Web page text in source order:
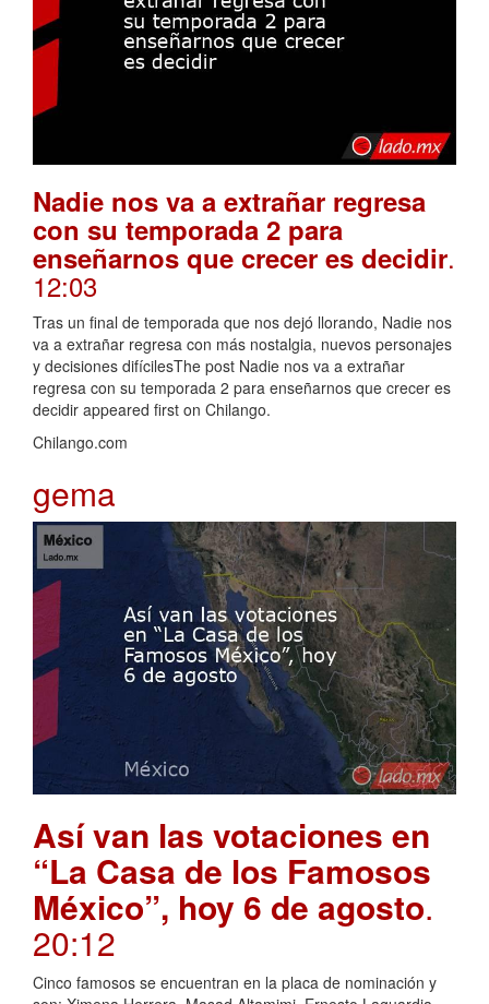
Nadie nos va a extrañar regresa
con su temporada 2 para
enseñarnos que crecer es decidir.
12:03
Tras un final de temporada que nos dejó llorando, Nadie nos
va a extrañar regresa con más nostalgia, nuevos personajes
y decisiones difícilesThe post Nadie nos va a extrañar
regresa con su temporada 2 para enseñarnos que crecer es
decidir appeared first on Chilango.
Chilango.com
gema
Así van las votaciones en
“La Casa de los Famosos
México”, hoy 6 de agosto.
20:12
Cinco famosos se encuentran en la placa de nominación y